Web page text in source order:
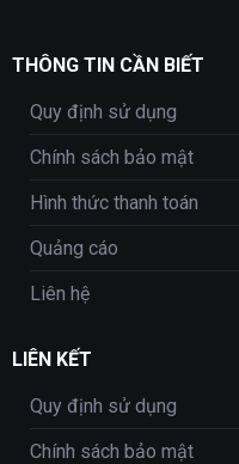
THÔNG TIN CẦN BIẾT
Quy định sử dụng
Chính sách bảo mật
Hình thức thanh toán
Quảng cáo
Liên hệ
LIÊN KẾT
Quy định sử dụng
Chính sách bảo mật